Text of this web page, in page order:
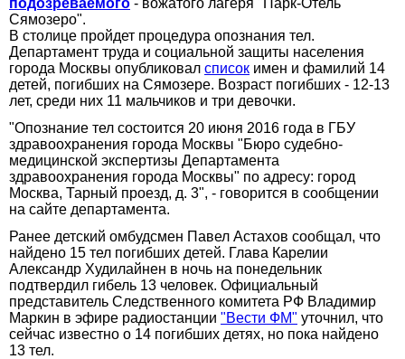
Сямозеро".
В столице пройдет процедура опознания тел.
Департамент труда и социальной защиты населения
города Москвы опубликовал список имен и фамилий 14
детей, погибших на Сямозере. Возраст погибших - 12-13
лет, среди них 11 мальчиков и три девочки.
"Опознание тел состоится 20 июня 2016 года в ГБУ
здравоохранения города Москвы "Бюро судебно-
медицинской экспертизы Департамента
здравоохранения города Москвы" по адресу: город
Москва, Тарный проезд, д. 3", - говорится в сообщении
на сайте департамента.
Ранее детский омбудсмен Павел Астахов сообщал, что
найдено 15 тел погибших детей. Глава Карелии
Александр Худилайнен в ночь на понедельник
подтвердил гибель 13 человек. Официальный
представитель Следственного комитета РФ Владимир
Маркин в эфире радиостанции "Вести ФМ" уточнил, что
сейчас известно о 14 погибших детях, но пока найдено
13 тел.